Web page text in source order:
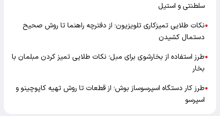
سلطنتی و استیل
●نکات طلایی تمیزکاری تلویزیون؛ از دفترچه راهنما تا روش صحیح
دستمال کشیدن
●طرز استفاده از بخارشوی برای مبل؛ نکات طلایی تمیز کردن مبلمان با
بخار
●طرز کار دستگاه اسپرسوساز بوش؛ از قطعات تا روش تهیه کاپوچینو و
اسپرسو